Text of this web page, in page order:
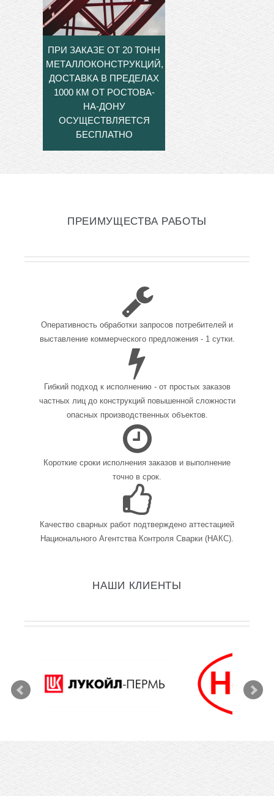
ПРИ ЗАКАЗЕ ОТ 20 ТОНН
МЕТАЛЛОКОНСТРУКЦИЙ,
ДОСТАВКА В ПРЕДЕЛАХ
1000 КМ ОТ РОСТОВА-
НА-ДОНУ
ОСУЩЕСТВЛЯЕТСЯ
БЕСПЛАТНО
ПРЕИМУЩЕСТВА РАБОТЫ
Оперативность обработки запросов потребителей и
выставление коммерческого предложения - 1 сутки.
Гибкий подход к исполнению - от простых заказов
частных лиц до конструкций повышенной сложности
опасных производственных объектов.
Короткие сроки исполнения заказов и выполнение
точно в срок.
Качество сварных работ подтверждено аттестацией
Национального Агентства Контроля Сварки (НАКС).
НАШИ КЛИЕНТЫ